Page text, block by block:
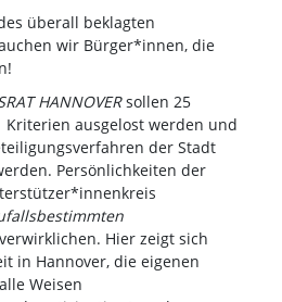
überall beklagten
wir Bürger*innen, die
HANNOVERsollen 25
ausgelost werden und
der Stadt
Persönlichkeiten der
Hier zeigt sich
in Hannover, die eigenen
Weisen